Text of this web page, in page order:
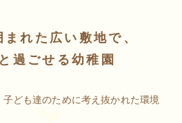
れた広い敷地で、
過ごせる幼稚園
ども達のために考え抜かれた環境